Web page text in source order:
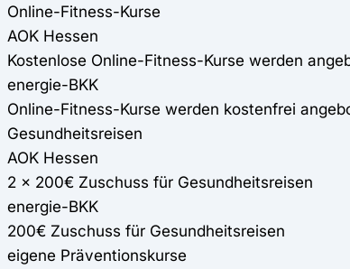
Online-Fitness-Kurse
AOK Hessen
Kostenlose Online-Fitness-Kurse werden
energie-BKK
Online-Fitness-Kurse werden kostenfrei
Gesundheitsreisen
AOK Hessen
2 x 200€ Zuschuss für Gesundheitsreisen
energie-BKK
200€ Zuschuss für Gesundheitsreisen
eigene Präventionskurse